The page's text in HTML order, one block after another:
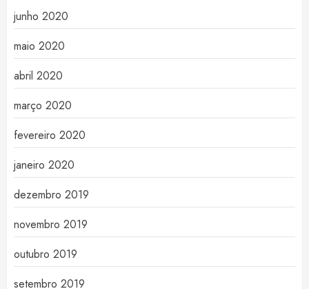
junho 2020
maio 2020
abril 2020
março 2020
fevereiro 2020
janeiro 2020
dezembro 2019
novembro 2019
outubro 2019
setembro 2019